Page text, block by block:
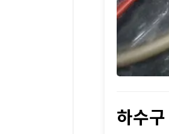
하수구